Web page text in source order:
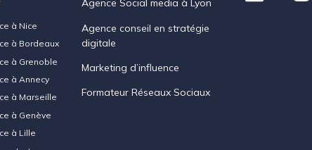
à Nice
à Bordeaux
à Grenoble
à Annecy
à Marseille
à Genève
à Lille
Agence Social media à Lyon
Agence conseil en stratégie
digitale
Marketing d’influence
Formateur Réseaux Sociaux